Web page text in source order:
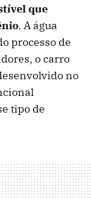
que
. A água
processo de
o carro
no
tipo de